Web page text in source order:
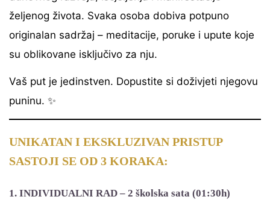
željenog života. Svaka osoba dobiva potpuno
originalan sadržaj – meditacije, poruke i upute koje
su oblikovane isključivo za nju.
Vaš put je jedinstven. Dopustite si doživjeti njegovu
puninu. ✨
UNIKATAN I EKSKLUZIVAN PRISTUP
SASTOJI SE OD 3 KORAKA:
1. INDIVIDUALNI RAD – 2 školska sata (01:30h)